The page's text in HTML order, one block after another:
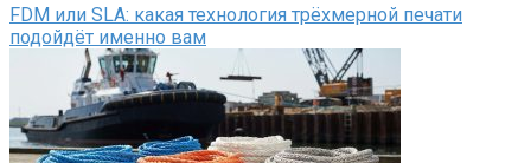
FDM или SLA: какая технология трёхмерной печати
подойдёт именно вам